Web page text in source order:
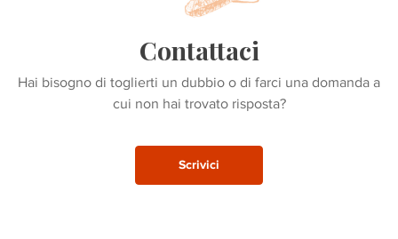
Contattaci
Hai bisogno di toglierti un dubbio o di farci una domanda a
cui non hai trovato risposta?
Scrivici